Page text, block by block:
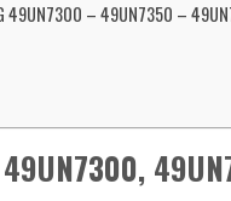
49UN7300 – 49UN7350 –